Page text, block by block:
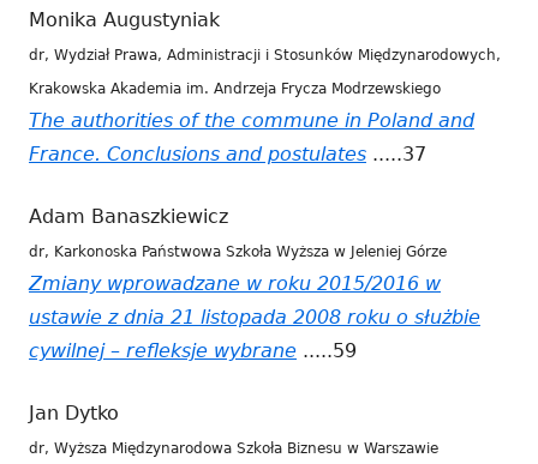
nowym
Monika Augustyniak
dr, Wydział Prawa, Administracji i Stosunków Międzynarodowych,
Krakowska Akademia im. Andrzeja Frycza Modrzewskiego
The authorities of the commune in Poland and
France. Conclusions and postulates Strona
w
nowym
oknie
.....37
Adam Banaszkiewicz
dr, Karkonoska Państwowa Szkoła Wyższa w Jeleniej Górze
Zmiany wprowadzane w roku 2015/2016 w
ustawie z dnia 21 listopada 2008 roku o służbie
cywilnej – refleksje wybrane Strona
w
.....59
Jan Dytko
dr, Wyższa Międzynarodowa Szkoła Biznesu w Warszawie